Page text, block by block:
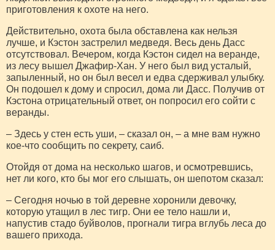
приготовления к охоте на него.
Действительно, охота была обставлена как нельзя
лучше, и Кэстон застрелил медведя. Весь день Дасс
отсутствовал. Вечером, когда Кэстон сидел на веранде,
из лесу вышел Джафир-Хан. У него был вид усталый,
запыленный, но он был весел и едва сдерживал улыбку.
Он подошел к дому и спросил, дома ли Дасс. Получив от
Кэстона отрицательный ответ, он попросил его сойти с
веранды.
– Здесь у стен есть уши, – сказал он, – а мне вам нужно
кое-что сообщить по секрету, саиб.
Отойдя от дома на несколько шагов, и осмотревшись,
нет ли кого, кто бы мог его слышать, он шепотом сказал:
– Сегодня ночью в той деревне хоронили девочку,
которую утащил в лес тигр. Они ее тело нашли и,
напустив стадо буйволов, прогнали тигра вглубь леса до
вашего прихода.